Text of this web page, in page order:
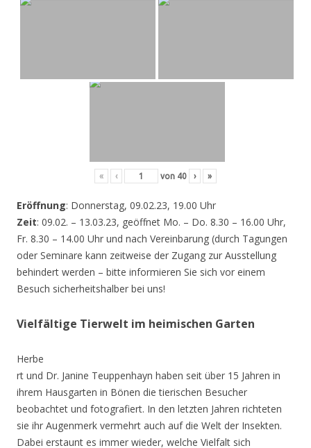
« ‹ von 40 › »
Eröffnung: Donnerstag, 09.02.23, 19.00 Uhr
Zeit: 09.02. – 13.03.23, geöffnet Mo. – Do. 8.30 – 16.00 Uhr,
Fr. 8.30 – 14.00 Uhr und nach Vereinbarung (durch Tagungen
oder Seminare kann zeitweise der Zugang zur Ausstellung
behindert werden – bitte informieren Sie sich vor einem
Besuch sicherheitshalber bei uns!
Vielfältige Tierwelt im heimischen Garten
Herbe
rt und Dr. Janine Teuppenhayn haben seit über 15 Jahren in
ihrem Hausgarten in Bönen die tierischen Besucher
beobachtet und fotografiert. In den letzten Jahren richteten
sie ihr Augenmerk vermehrt auch auf die Welt der Insekten.
Dabei erstaunt es immer wieder, welche Vielfalt sich